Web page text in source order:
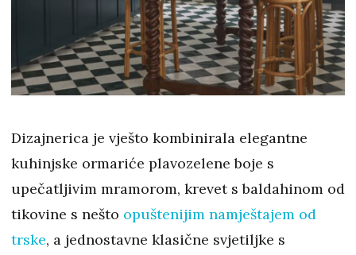
Dizajnerica je vješto kombinirala elegantne
kuhinjske ormariće plavozelene boje s
upečatljivim mramorom, krevet s baldahinom od
tikovine s nešto opuštenijim namještajem od
trske, a jednostavne klasične svjetiljke s